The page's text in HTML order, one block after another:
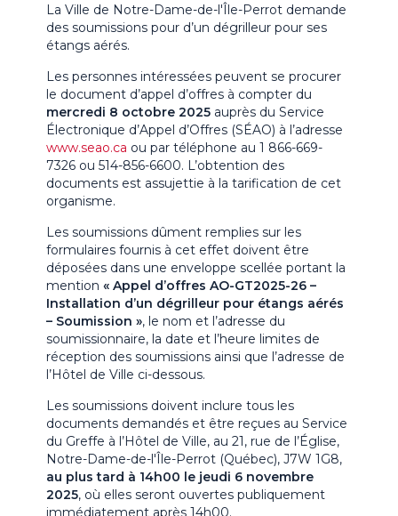
La Ville de Notre-Dame-de-l'Île-Perrot demande
des soumissions pour d’un dégrilleur pour ses
étangs aérés.
Les personnes intéressées peuvent se procurer
le document d’appel d’offres à compter du
mercredi 8 octobre 2025 auprès du Service
Électronique d’Appel d’Offres (SÉAO) à l’adresse
www.seao.ca ou par téléphone au 1 866-669-
7326 ou 514-856-6600. L’obtention des
documents est assujettie à la tarification de cet
organisme.
Les soumissions dûment remplies sur les
formulaires fournis à cet effet doivent être
déposées dans une enveloppe scellée portant la
mention« Appel d’offres AO-GT2025-26 –
Installation d’un dégrilleur pour étangs aérés
– Soumission », le nom et l’adresse du
soumissionnaire, la date et l’heure limites de
réception des soumissions ainsi que l’adresse de
l’Hôtel de Ville ci-dessous.
Les soumissions doivent inclure tous les
documents demandés et être reçues au Service
du Greffe à l’Hôtel de Ville, au 21, rue de l’Église,
Notre-Dame-de-l'Île-Perrot (Québec), J7W 1G8,
au plus tard à 14h00 le jeudi 6 novembre
2025, où elles seront ouvertes publiquement
immédiatement après 14h00.